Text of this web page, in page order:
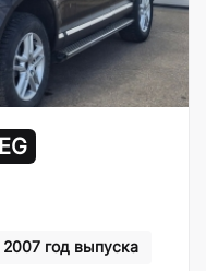
2007 год выпуска